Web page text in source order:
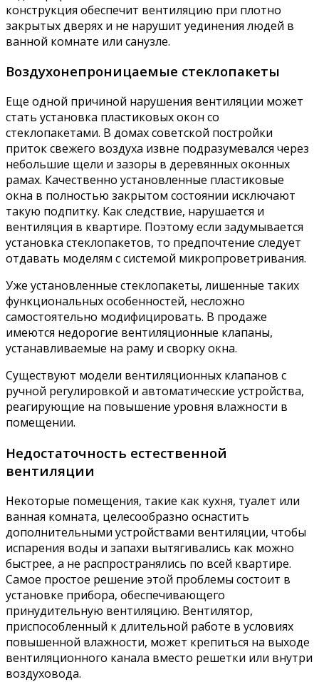
конструкция обеспечит вентиляцию при плотно
закрытых дверях и не нарушит уединения людей в
ванной комнате или санузле.
Воздухонепроницаемые стеклопакеты
Еще одной причиной нарушения вентиляции может
стать установка пластиковых окон со
стеклопакетами. В домах советской постройки
приток свежего воздуха извне подразумевался через
небольшие щели и зазоры в деревянных оконных
рамах. Качественно установленные пластиковые
окна в полностью закрытом состоянии исключают
такую подпитку. Как следствие, нарушается и
вентиляция в квартире. Поэтому если задумывается
установка стеклопакетов, то предпочтение следует
отдавать моделям с системой микропроветривания.
Уже установленные стеклопакеты, лишенные таких
функциональных особенностей, несложно
самостоятельно модифицировать. В продаже
имеются недорогие вентиляционные клапаны,
устанавливаемые на раму и сворку окна.
Существуют модели вентиляционных клапанов с
ручной регулировкой и автоматические устройства,
реагирующие на повышение уровня влажности в
помещении.
Недостаточность естественной
вентиляции
Некоторые помещения, такие как кухня, туалет или
ванная комната, целесообразно оснастить
дополнительными устройствами вентиляции, чтобы
испарения воды и запахи вытягивались как можно
быстрее, а не распространялись по всей квартире.
Самое простое решение этой проблемы состоит в
установке прибора, обеспечивающего
принудительную вентиляцию. Вентилятор,
приспособленный к длительной работе в условиях
повышенной влажности, может крепиться на выходе
вентиляционного канала вместо решетки или внутри
воздуховода.